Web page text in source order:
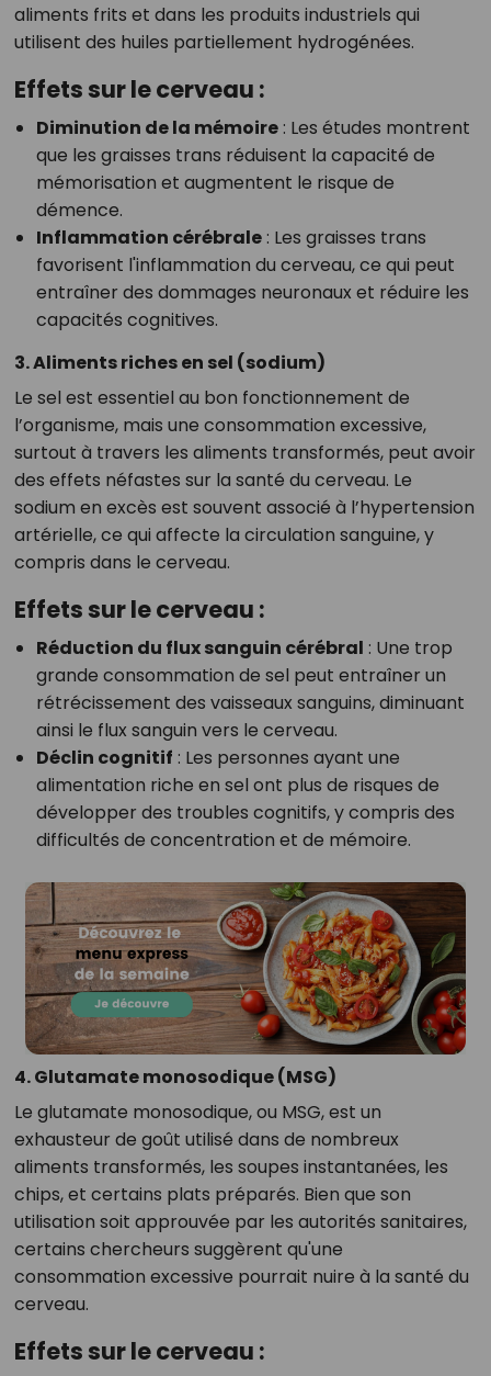
aliments frits et dans les produits industriels qui
utilisent des huiles partiellement hydrogénées.
Effets sur le cerveau :
Diminution de la mémoire: Les études montrent
que les graisses trans réduisent la capacité de
mémorisation et augmentent le risque de
démence.
Inflammation cérébrale: Les graisses trans
favorisent l'inflammation du cerveau, ce qui peut
entraîner des dommages neuronaux et réduire les
capacités cognitives.
3. Aliments riches en sel (sodium)
Le sel est essentiel au bon fonctionnement de
l’organisme, mais une consommation excessive,
surtout à travers les aliments transformés, peut avoir
des effets néfastes sur la santé du cerveau. Le
sodium en excès est souvent associé à l’hypertension
artérielle, ce qui affecte la circulation sanguine, y
compris dans le cerveau.
Effets sur le cerveau :
Réduction du flux sanguin cérébral : Une trop
grande consommation de sel peut entraîner un
rétrécissement des vaisseaux sanguins, diminuant
ainsi le flux sanguin vers le cerveau.
Déclin cognitif : Les personnes ayant une
alimentation riche en sel ont plus de risques de
développer des troubles cognitifs, y compris des
difficultés de concentration et de mémoire.
4. Glutamate monosodique (MSG)
Le glutamate monosodique, ou MSG, est un
exhausteur de goût utilisé dans de nombreux
aliments transformés, les soupes instantanées, les
chips, et certains plats préparés. Bien que son
utilisation soit approuvée par les autorités sanitaires,
certains chercheurs suggèrent qu'une
consommation excessive pourrait nuire à la santé du
cerveau.
Effets sur le cerveau :